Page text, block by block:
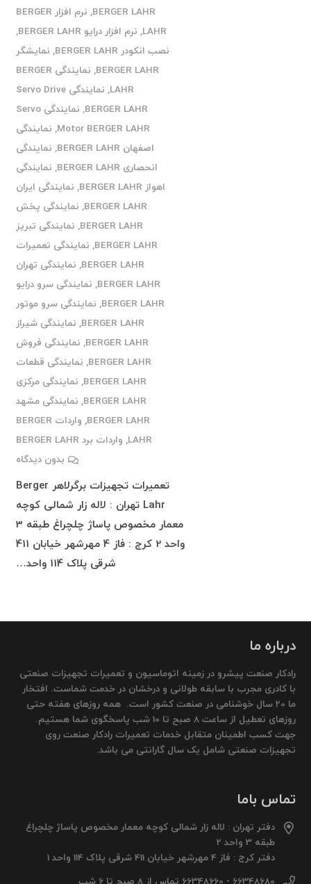
BERGER LAHR
,
نرم افزار BERGER
LAHR
, نرم افزار درایو BERGER LAHR
,
نصب انکودر BERGER LAHR
, نمایشگر
BERGER LAHR
,
نمایندگی BERGER
LAHR
,
نمایندگی Servo Drive
BERGER LAHR
,
نمایندگی Servo
Motor BERGER LAHR
, نمایندگی
اصفهان BERGER LAHR
, نمایندگی
انحصاری BERGER LAHR
, نمایندگی
اهواز BERGER LAHR
, نمایندگی ایران
BERGER LAHR
, نمایندگی پخش
BERGER LAHR
, نمایندگی تبریز
BERGER LAHR
, نمایندگی تعمیرات
BERGER LAHR
, نمایندگی تهران
BERGER LAHR
, نمایندگی سرو درایو
BERGER LAHR
, نمایندگی سرو موتور
BERGER LAHR
, نمایندگی شیراز
BERGER LAHR
, نمایندگی فروش
BERGER LAHR
, نمایندگی قطعات
BERGER LAHR
, نمایندگی مرکزی
BERGER LAHR
, نمایندگی مشهد
BERGER LAHR
,
واردات BERGER
LAHR
, واردات برد BERGER LAHR
بدون دیدگاه
تعمیرات تجهیزات برگرلاهر Berger
Lahr تهران : لاله زار شمالی کوچه
معمار مخصوص پاساژ چلچراغ طبقه 3
واحد 2 کرج : فاز 4 مهرشهر خیابان 411
شرقی پلاک 114 واحد…
درباره ما
رادکار صنعت پیشرو در زمینه اتوماسیون و تعمیرات تجهیزات صنعتی
با کادری مجرب با سابقه طولانی و درخشان در خدمت شماست. افتخار
ما 20 سال خوشنامی در صنعت کشور است. همه روزهای هفته حتی
روزهای تعطیل از ساعت 8 صبح تا 10 شب پاسخگوی شما هستیم.
جهت کسب اطمینان متقابل خدمات تعمیرات رادکار صنعت روی
تجهیزات صنعتی شامل یک سال گارانتی می باشد.
تماس باما
دفتر تهران : لاله زار شمالی کوچه معمار مخصوص پاساژ چلچراغ
طبقه 3 واحد 2
دفتر کرج : فاز 4 مهرشهر خیابان 411 شرقی پلاک 114 واحد 1